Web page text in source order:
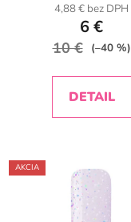
4,88 € bez DPH
6 €
10 € (–40 %)
DETAIL
AKCIA